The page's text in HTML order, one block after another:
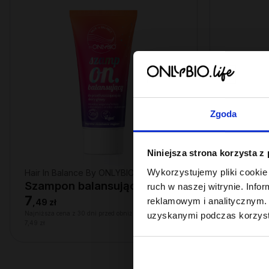
Zgoda
Niniejsza strona korzysta z
Wykorzystujemy pliki
ruch w naszej witrynie.
reklamowym i
uzyskanymi podczas
Szampon balansujący 50ml
7 49 zł
Hair In
22,49 zł
Najniższa